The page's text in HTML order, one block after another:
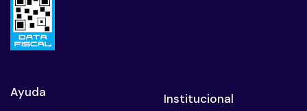
Ayuda Institucional